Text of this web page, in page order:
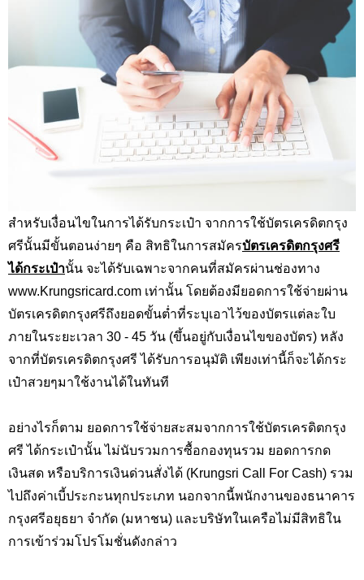
สำหรับเงื่อนไขในการได้รับกระเป๋า จากการใช้บัตรเครดิตกรุง
ศรีนั้นมีขั้นตอนง่ายๆ คือ สิทธิในการสมัครบัตรเครดิตกรุงศรี
ได้กระเป๋านั้น จะได้รับเฉพาะจากคนที่สมัครผ่านช่องทาง
www.Krungsricard.com เท่านั้น โดยต้องมียอดการใช้จ่ายผ่าน
บัตรเครดิตกรุงศรีถึงยอดขั้นต่ำที่ระบุเอาไว้ของบัตรแต่ละใบ
ภายในระยะเวลา 30 - 45 วัน (ขึ้นอยู่กับเงื่อนไขของบัตร) หลัง
จากที่บัตรเครดิตกรุงศรี ได้รับการอนุมัติ เพียงเท่านี้ก็จะได้กระ
เป๋าสวยๆมาใช้งานได้ในทันที
อย่างไรก็ตาม ยอดการใช้จ่ายสะสมจากการใช้บัตรเครดิตกรุง
ศรี ได้กระเป๋านั้น ไม่นับรวมการซื้อกองทุนรวม ยอดการกด
เงินสด หรือบริการเงินด่วนสั่งได้ (Krungsri Call For Cash) รวม
ไปถึงค่าเบี้ประกะนทุกประเภท นอกจากนี้พนักงานของธนาคาร
กรุงศรีอยุธยา จำกัด (มหาชน) และบริษัทในเครือไม่มีสิทธิใน
การเข้าร่วมโปรโมชั่นดังกล่าว